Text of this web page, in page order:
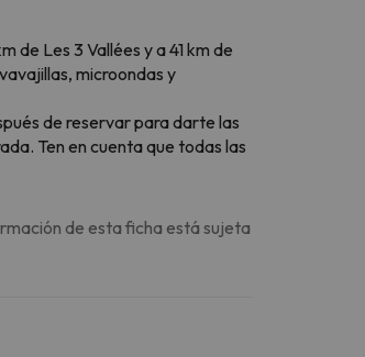
de Les 3 Vallées y a 41 km de
microondas y
de reservar para darte las
Ten en cuenta que todas las
de esta ficha está sujeta